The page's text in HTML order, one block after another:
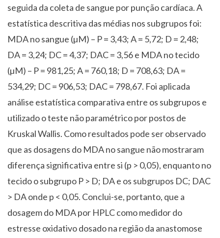
seguida da coleta de sangue por punção cardíaca. A
estatística descritiva das médias nos subgrupos foi:
MDA no sangue (µM) – P = 3,43; A = 5,72; D = 2,48;
DA = 3,24; DC = 4,37; DAC = 3,56 e MDA no tecido
(µM) – P = 981,25; A = 760,18; D = 708,63; DA =
534,29; DC = 906,53; DAC = 798,67. Foi aplicada
análise estatística comparativa entre os subgrupos e
utilizado o teste não paramétrico por postos de
Kruskal Wallis. Como resultados pode ser observado
que as dosagens do MDA no sangue não mostraram
diferença significativa entre si (p > 0,05), enquanto no
tecido o subgrupo P > D; DA e os subgrupos DC; DAC
> DA onde p < 0,05. Conclui-se, portanto, que a
dosagem do MDA por HPLC como medidor do
estresse oxidativo dosado na região da anastomose